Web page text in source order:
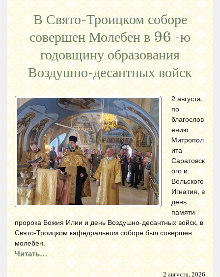
В Свято-Троицком соборе
совершен Молебен в 96 -ю
годовщину образования
Воздушно-десантных войск
2 августа,
по
благослов
ению
Митропол
ита
Саратовск
ого и
Вольского
Игнатия, в
день
памяти
пророка Божия Илии и день Воздушно-десантных войск, в
Свято-Троицком кафедральном соборе был совершен
молебен.
Читать…
2 августа, 2026